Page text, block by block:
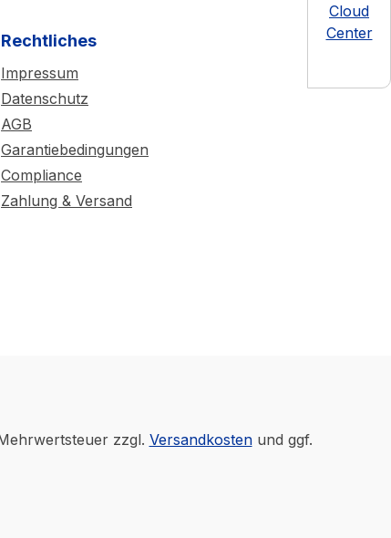
Cloud
Center
Rechtliches
Impressum
Datenschutz
AGB
Garantiebedingungen
Compliance
Zahlung & Versand
zzgl. Versandkostenund ggf.